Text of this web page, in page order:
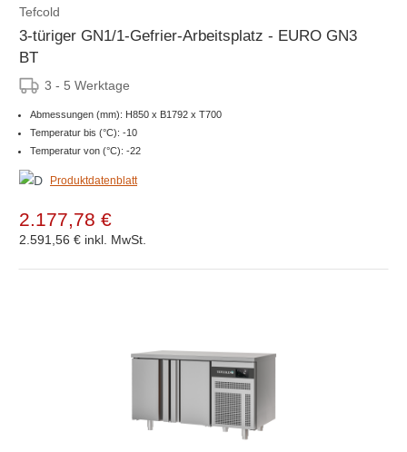
Tefcold
3-türiger GN1/1-Gefrier-Arbeitsplatz - EURO GN3
BT
3 - 5 Werktage
Abmessungen (mm): H850 x B1792 x T700
Temperatur bis (°C): -10
Temperatur von (°C): -22
Produktdatenblatt
2.177,78 €
2.591,56 € inkl. MwSt.